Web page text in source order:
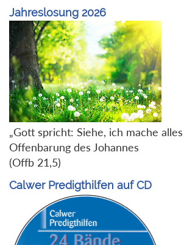
Jahreslosung 2026
„Gott spricht: Siehe, ich mache
Offenbarung des Johannes
(Offb 21,5)
Calwer Predigthilfen auf CD